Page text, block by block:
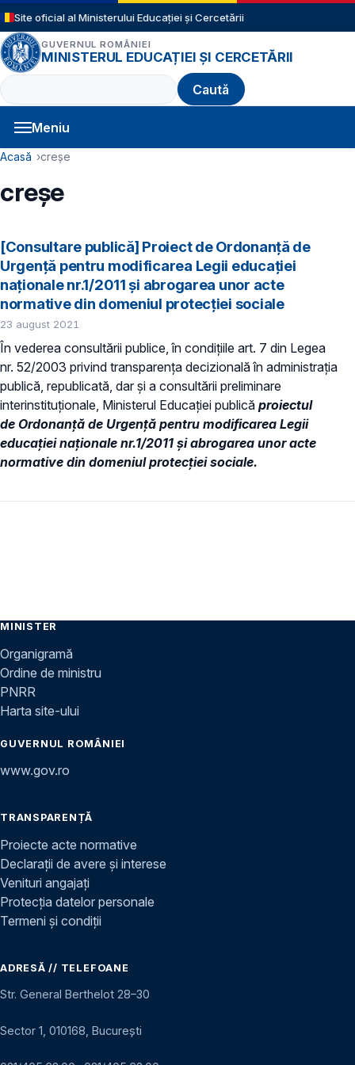
Sari la conținutul principal
Site oficial al Ministerului Educației și Cercetării
GUVERNUL ROMÂNIEI
MINISTERUL EDUCAȚIEI ȘI CERCETĂRII
Caută
Meniu
Navigație principală
Cale de navigare
Acasă creșe
creșe
[Consultare publică] Proiect de Ordonanță de
Urgență pentru modificarea Legii educației
naționale nr.1/2011 și abrogarea unor acte
normative din domeniul protecției sociale
23 august 2021
În vederea consultării publice, în condiţiile art. 7 din Legea
nr. 52/2003 privind transparenţa decizională în administraţia
publică, republicată, dar și a consultării preliminare
interinstituționale, Ministerul Educaţiei publică proiectul
de Ordonanță de Urgență pentru modificarea Legii
educației naționale nr.1/2011 și abrogarea unor acte
normative din domeniul protecției sociale.
MINISTER
Organigramă
Ordine de ministru
PNRR
Harta site-ului
GUVERNUL ROMÂNIEI
www.gov.ro
TRANSPARENȚĂ
Proiecte acte normative
Declarații de avere și interese
Venituri angajați
Protecția datelor personale
Termeni și condiții
ADRESĂ // TELEFOANE
Str. General Berthelot 28–30
Sector 1, 010168, București